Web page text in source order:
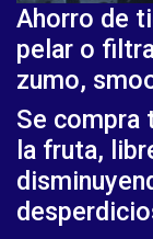
Ahorro de
pelar o
zumo,
Se compra
la fruta,